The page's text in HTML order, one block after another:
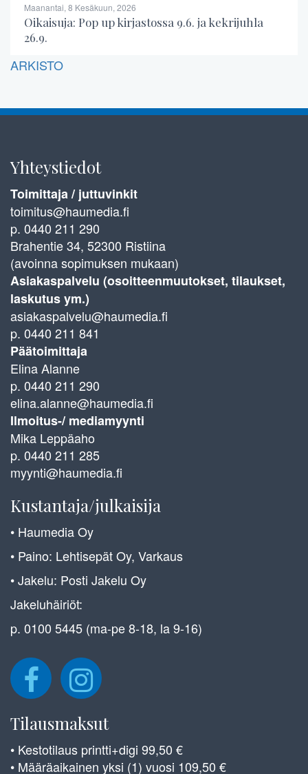
Maanantai, 8 Kesäkuun, 2026
Oikaisuja: Pop up kirjastossa 9.6. ja kekrijuhla
26.9.
ARKISTO
Yhteystiedot
Toimittaja / juttuvinkit
toimitus@haumedia.fi
p. 0440 211 290
Brahentie 34, 52300 Ristiina
(avoinna sopimuksen mukaan)
Asiakaspalvelu (osoitteenmuutokset, tilaukset,
laskutus ym.)
asiakaspalvelu@haumedia.fi
p. 0440 211 841
Päätoimittaja
Elina Alanne
p. 0440 211 290
elina.alanne@haumedia.fi
Ilmoitus-/ mediamyynti
Mika Leppäaho
p. 0440 211 285
myynti@haumedia.fi
Kustantaja/julkaisija
• Haumedia Oy
• Paino: Lehtisepät Oy, Varkaus
• Jakelu: Posti Jakelu Oy
Jakeluhäiriöt:
p. 0100 5445 (ma-pe 8-18, la 9-16)
Tilausmaksut
• Kestotilaus printti+digi 99,50 €
• Määräaikainen yksi (1) vuosi 109,50 €